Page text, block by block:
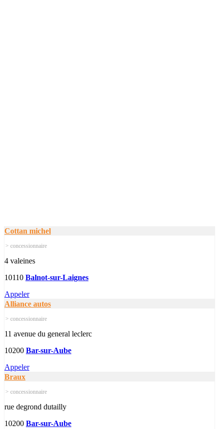
Cottan michel
> concessionnaire
4 valeines
10110 Balnot-sur-Laignes
Appeler
Alliance autos
> concessionnaire
11 avenue du general leclerc
10200 Bar-sur-Aube
Appeler
Braux
> concessionnaire
rue degrond dutailly
10200 Bar-sur-Aube